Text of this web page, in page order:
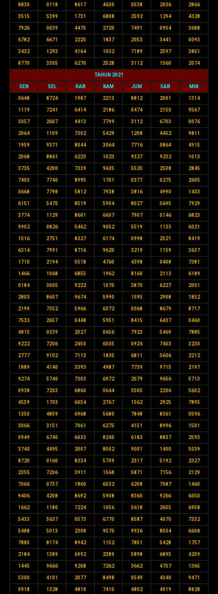
8830 0118 8617 4630 0538 2036 2866
3515 5399 1731 6808 2592 1294 4328
7926 0039 4475 2720 7491 0954 3688
6782 6671 2225 1837 2053 3441 0093
3432 1293 4164 1032 7189 2597 3801
8770 3305 6270 2528 3112 1560 2074
TAHUN 2021
SEN SEL RAB KAM JUM SAB MIN
0648 8724 1987 2213 8812 2001 1314
1119 7241 6414 2186 0474 2150 9567
3057 2607 4413 7799 3112 6703 0076
2064 1109 7302 5429 1208 4452 9811
1959 9371 8044 3064 7716 0864 4915
2068 8861 6223 1023 9327 9232 1013
3735 4200 7339 9635 5520 2508 2845
7403 7740 8995 1701 0377 0275 2605
0668 7798 5812 7938 3816 4990 1433
6151 5470 8519 5904 8027 5695 7929
3774 1129 8601 6607 7907 0146 6823
9902 0826 5462 9052 5519 1133 6021
1516 2751 8327 6174 0998 2521 8419
6314 7991 8716 9620 3219 1159 3637
1710 2194 5518 4760 4398 0408 7381
1466 1068 6855 1962 8160 2113 6189
0184 3005 9222 1070 3870 6227 2001
2803 8607 9674 5990 1595 2908 1852
2199 7352 5966 6372 0068 8679 8717
7533 2657 0448 5951 8415 6437 0460
4815 0339 2027 0656 7923 5469 7885
9222 7206 2450 6505 0924 7403 3230
2777 9102 7113 1835 6811 5606 2212
1889 4140 3393 4987 7739 9715 2197
9274 5740 7303 6972 2079 9656 5713
0938 7203 6860 0644 3505 2206 5602
4559 1703 6054 2767 1562 2925 7895
1350 4859 6968 5680 7848 8361 0596
3066 3151 7061 6275 4151 8996 1501
0949 6740 6033 8240 6183 8837 2593
3740 4495 2007 8502 9001 1400 5039
8720 0160 8334 5709 2317 5192 2327
2355 7206 3911 1568 5871 7156 2129
7066 0737 1860 6532 6208 7087 1460
9406 4208 8692 5908 8360 9266 6050
1662 1180 7224 1056 5618 2655 6958
5433 5637 0573 6770 8587 4070 7332
5488 5013 2308 9570 9936 8504 6608
7885 8174 8942 1152 7851 5428 1757
2184 1389 6992 2389 5898 6895 4209
1445 9666 9268 7262 3662 4757 1365
5300 4101 2077 8498 0549 4340 9471
0918 1328 4810 7410 4802 4919 8828